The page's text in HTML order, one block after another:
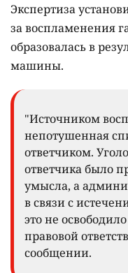
Экспертиза
за воспламенения
образовалась в
машины.
"Источником
непотушенная
ответчиком.
ответчика было
умысла, а
в связи с
это не
правовой
сообщении.